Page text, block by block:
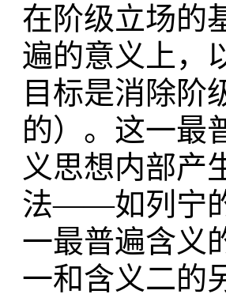
在阶级立场的
遍的意义上，
目标是消除
的）。这一最
义思想内部产
法——如列宁
一最普遍含义
一和含义二的